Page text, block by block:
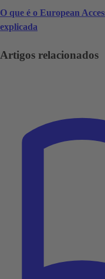
O que é o European
explicada
Artigos relacionados